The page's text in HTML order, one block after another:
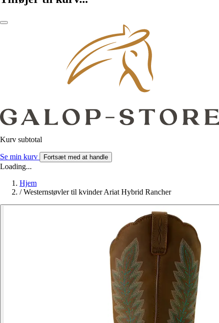
Kurv subtotal
Se min kurv Fortsæt med at handle
Loading...
Hjem
/ Westernstøvler til kvinder Ariat Hybrid Rancher